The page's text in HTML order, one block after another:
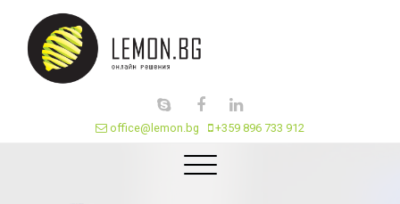
office@lemon.bg +359 896 733 912